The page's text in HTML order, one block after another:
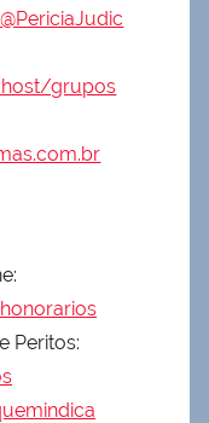
grupos
Peritos: